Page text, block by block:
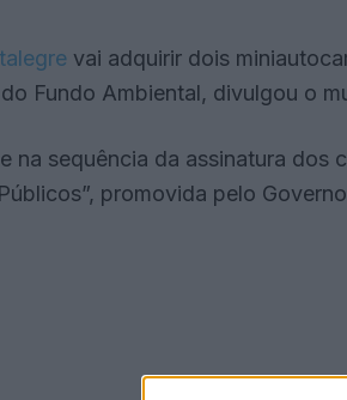
vai adquirir dois
Fundo Ambiental, divulgou o
na sequência da assinatura
promovida pelo